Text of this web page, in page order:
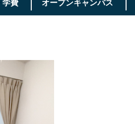
学費 オープンキャンパス